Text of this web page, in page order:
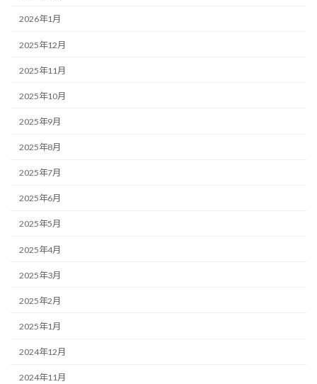
2026年1月
2025年12月
2025年11月
2025年10月
2025年9月
2025年8月
2025年7月
2025年6月
2025年5月
2025年4月
2025年3月
2025年2月
2025年1月
2024年12月
2024年11月